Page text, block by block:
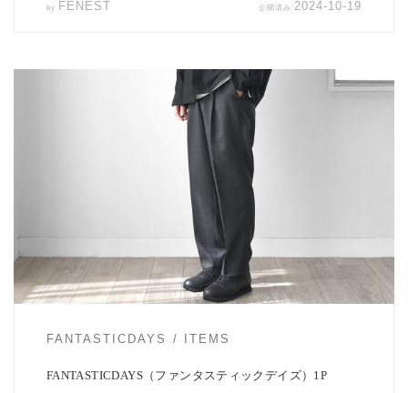
by FENEST 公開済み2024-10-19
FANTASTICDAYSより１タックウールテーパードトラウザー
FANTASTICDAYS ITEMS
FANTASTICDAYS（ファンタスティックデイズ）1P